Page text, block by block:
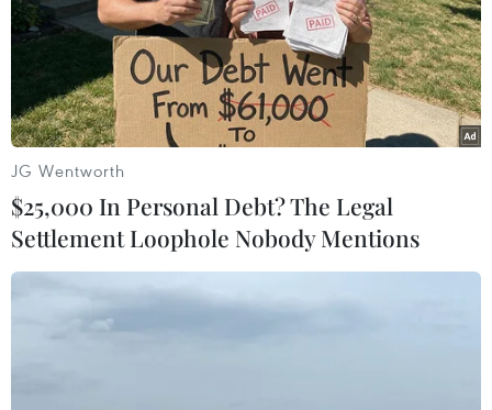
JG Wentworth
$25,000 In Personal Debt? The Legal
Settlement Loophole Nobody Mentions